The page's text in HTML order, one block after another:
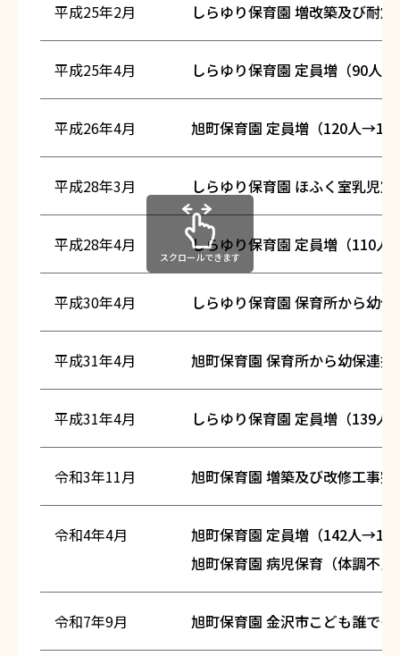
平成25年2月 しらゆり保育園 増改築及び耐
平成25年4月 しらゆり保育園 定員増（90人
平成26年4月 旭町保育園 定員増（120人
平成28年3月 しらゆり保育園 ほふく室乳児
平成28年4月 しらゆり保育園 定員増（110
平成30年4月 しらゆり保育園 保育所から幼
平成31年4月 旭町保育園 保育所から幼保連
平成31年4月 しらゆり保育園 定員増（139
令和3年11月 旭町保育園 増築及び改修工事完
令和4年4月
旭町保育園 定員増（142人
旭町保育園 病児保育（体調不
令和7年9月 旭町保育園 金沢市こども誰で
スクロールできます